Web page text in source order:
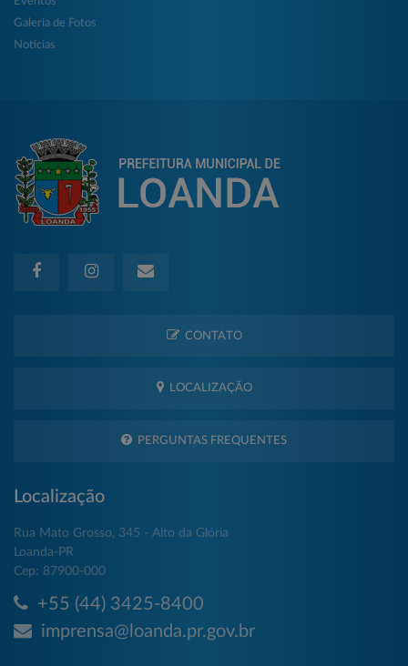
Galeria de Fotos
Notícias
CONTATO
LOCALIZAÇÃO
PERGUNTAS FREQUENTES
Localização
Rua Mato Grosso, 345 - Alto da Glória
Loanda-PR
Cep: 87900-000
+55 (44) 3425-8400
imprensa@loanda.pr.gov.br